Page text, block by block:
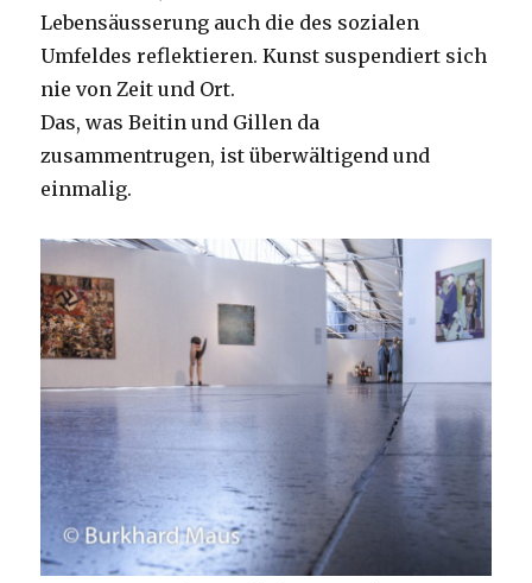
Lebensäusserung auch die des sozialen
Umfeldes reflektieren. Kunst suspendiert sich
nie von Zeit und Ort.
Das, was Beitin und Gillen da
zusammentrugen, ist überwältigend und
einmalig.